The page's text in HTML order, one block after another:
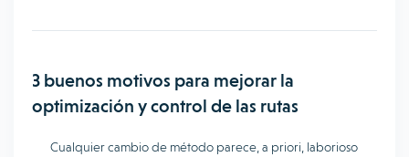
3 buenos motivos para mejorar la
optimización ycontrol de las rutas
Cualquier cambio de método parece, a priori, laborioso